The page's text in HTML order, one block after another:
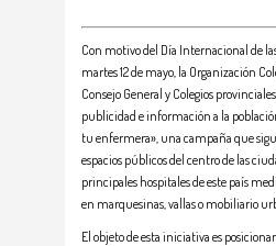
Con motivo del Día Internacional de
martes 12 de mayo, la Organización
Consejo General y Colegios
publicidad e información a la
tu enfermera», una campaña que
espacios públicos del centro de las
principales hospitales de este país
en marquesinas, vallas o mobiliario
El objeto de esta iniciativa es